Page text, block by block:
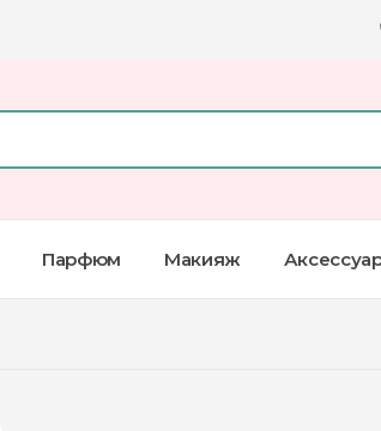
Парфюм Макияж